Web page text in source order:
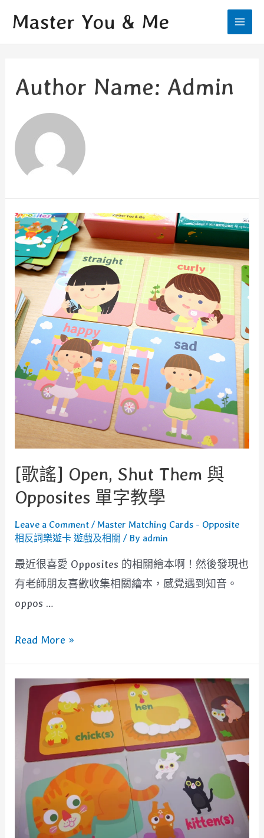
Master You & Me
Main
Author Name: Admin
[歌謠] Open, Shut Them 與
Opposites 單字教學
Leave a Comment /Master Matching Cards - Opposite
相反詞樂遊卡 遊戲及相關 / By admin
最近很喜愛 Opposites 的相關繪本啊！然後發現也
有老師朋友喜歡收集相關繪本，感覺遇到知音。
oppos …
[歌
Open,
Shut
Them
Opposites
Read More »